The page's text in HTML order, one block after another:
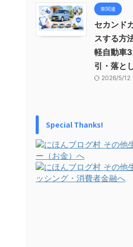
車関連
セカンド
スする方
軽自動車
引・落と
2026/5/12
Special Thanks!